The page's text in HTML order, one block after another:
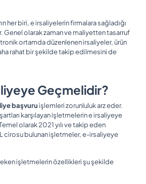
her biri, e irsaliyelerin firmalara sağladığı
Genel olarak zaman ve maliyetten tasarruf
ortamda düzenlenen irsaliyeler, ürün
rahat bir şekilde takip edilmesini de
Geçmelidir?
başvuruişlemleri zorunluluk arz eder.
karşılayan işletmelerin e irsaliyeye
olarak 2021 yılı ve takip eden
cirosu bulunan işletmeler, e-irsaliyeye
işletmelerin özellikleri şu şekilde